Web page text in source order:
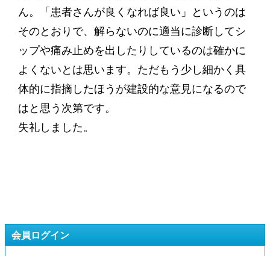
ん。「患者さんが良くなれば良い」というのは
そのとおりで、解らないのに適当に診断してシ
ップや痛み止めを出したりしているのは確かに
よくないとは思います。ただもう少し細かく具
体的に指摘したほうが建設的な意見になるので
はと思う次第です。
失礼しました。
会員ログイン